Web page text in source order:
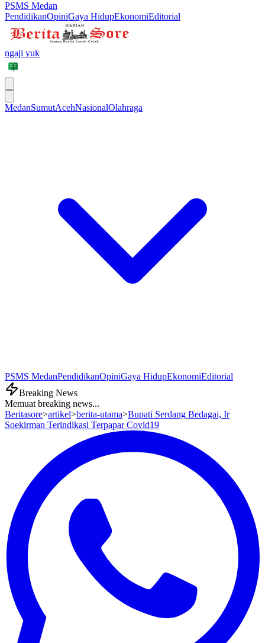
PSMS Medan
PendidikanOpiniGaya HidupEkonomiEditorial
ngaji yuk
MedanSumutAcehNasionalOlahraga
PSMS MedanPendidikanOpiniGaya HidupEkonomiEditorial
Breaking News
Memuat breaking news...
Beritasore>artikel>berita-utama>Bupati Serdang Bedagai, Ir
Soekirman Terindikasi Terpapar Covid19